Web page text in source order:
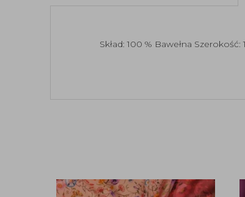
Skład: 100 % Bawełna Szerokość: